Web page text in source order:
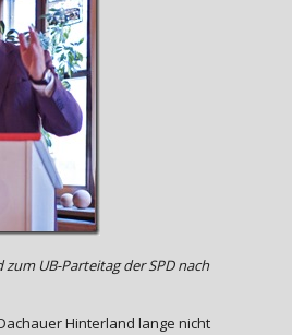
UB-Parteitag der SPD nach
Hinterland lange nicht